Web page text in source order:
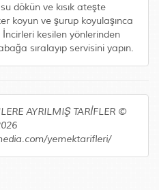
dökün ve kısık ateşte
koyun ve şurup koyulaşınca
kesilen yönlerinden
sıralayıp servisini yapın.
AYRILMIŞ TARİFLER ©
yemektarifleri/